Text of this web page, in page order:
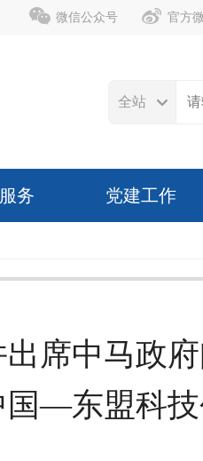
官方
微信公众号
全站
务 党建工作
席中马政
—东盟科